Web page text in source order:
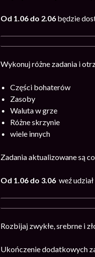
Od 1.06 do 2.06 będzie
Wykonuj różne zadania i
Części bohaterów
Zasoby
Waluta w grze
Różne skrzynie
wiele innych
Zadania aktualizowane są
Od 1.06 do 3.06 weź
Rozbijaj zwykłe, srebrne i
Ukończenie dodatkowych